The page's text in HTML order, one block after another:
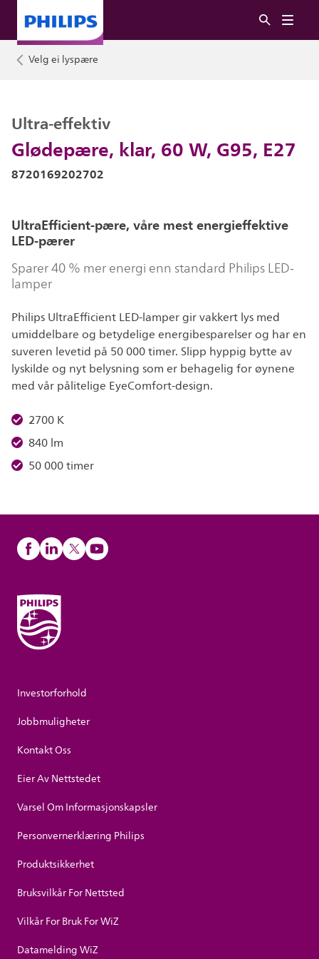
Velg ei lyspære
Glødepære, klar, 60 W, G95, E27
Ultra-effektiv
8720169202702
UltraEfficient-pære, våre mest energieffektive
LED-pærer
Sparer 40 % mer energi enn standard Philips LED-
lamper
Philips UltraEfficient LED-lamper gir vakkert lys med
umiddelbare og betydelige energibesparelser og har en
suveren levetid på 50 000 timer. Slipp hyppig bytte av
lyskilde og nyt belysning som er behagelig for øynene
med vår pålitelige EyeComfort-design.
2700 K
840 lm
50 000 timer
Investorforhold
Jobbmuligheter
Kontakt Oss
Eier Av Nettstedet
Varsel Om Informasjonskapsler
Personvernerklæring Philips
Produktsikkerhet
Bruksvilkår For Nettsted
Vilkår For Bruk For WiZ
Datamelding WiZ